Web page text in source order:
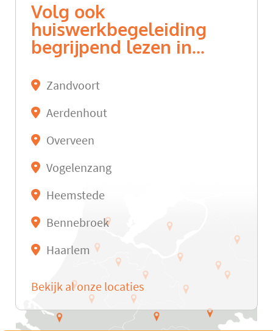
Volg ook
huiswerkbegeleiding
begrijpend lezen in...
Zandvoort
Aerdenhout
Overveen
Vogelenzang
Heemstede
Bennebroek
Haarlem
Bekijk al onze locaties